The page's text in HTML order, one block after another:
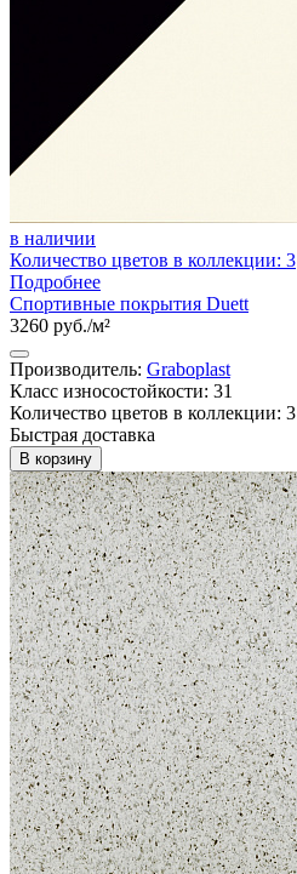
в наличии
Количество цветов в коллекции: 3
Подробнее
Спортивные покрытия Duett
3260 руб./м²
Производитель: Graboplast
Класс износостойкости: 31
Количество цветов в коллекции: 3
Быстрая доставка
В корзину